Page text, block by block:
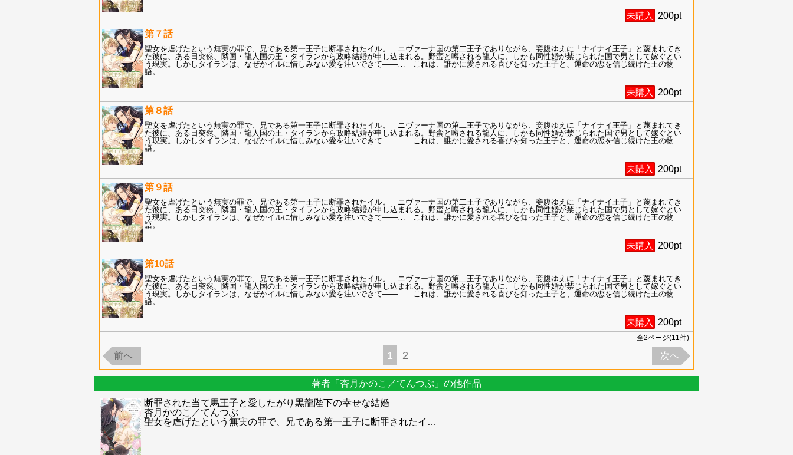
未購入 200pt
第７話
聖女を虐げたという無実の罪で、兄である第一王子に断罪されたイル。 ニヴァーナ国の第二王子でありながら、妾腹ゆえに「ナイナイ王子」と蔑まれてき
た彼に、ある日突然、隣国・龍人国の王・タイランから政略結婚が申し込まれる。野蛮と噂される龍人に、しかも同性婚が禁じられた国で男として嫁ぐとい
う現実。しかしタイランは、なぜかイルに惜しみない愛を注いできて――… これは、誰かに愛される喜びを知った王子と、運命の恋を信じ続けた王の物
語。
未購入 200pt
第８話
聖女を虐げたという無実の罪で、兄である第一王子に断罪されたイル。 ニヴァーナ国の第二王子でありながら、妾腹ゆえに「ナイナイ王子」と蔑まれてき
た彼に、ある日突然、隣国・龍人国の王・タイランから政略結婚が申し込まれる。野蛮と噂される龍人に、しかも同性婚が禁じられた国で男として嫁ぐとい
う現実。しかしタイランは、なぜかイルに惜しみない愛を注いできて――… これは、誰かに愛される喜びを知った王子と、運命の恋を信じ続けた王の物
語。
未購入 200pt
第９話
聖女を虐げたという無実の罪で、兄である第一王子に断罪されたイル。 ニヴァーナ国の第二王子でありながら、妾腹ゆえに「ナイナイ王子」と蔑まれてき
た彼に、ある日突然、隣国・龍人国の王・タイランから政略結婚が申し込まれる。野蛮と噂される龍人に、しかも同性婚が禁じられた国で男として嫁ぐとい
う現実。しかしタイランは、なぜかイルに惜しみない愛を注いできて――… これは、誰かに愛される喜びを知った王子と、運命の恋を信じ続けた王の物
語。
未購入 200pt
第10話
聖女を虐げたという無実の罪で、兄である第一王子に断罪されたイル。 ニヴァーナ国の第二王子でありながら、妾腹ゆえに「ナイナイ王子」と蔑まれてき
た彼に、ある日突然、隣国・龍人国の王・タイランから政略結婚が申し込まれる。野蛮と噂される龍人に、しかも同性婚が禁じられた国で男として嫁ぐとい
う現実。しかしタイランは、なぜかイルに惜しみない愛を注いできて――… これは、誰かに愛される喜びを知った王子と、運命の恋を信じ続けた王の物
語。
未購入 200pt
全2ページ(11件)
前へ 1 2 次へ
著者「杏月かのこ／てんつぶ」の他作品
断罪された当て馬王子と愛したがり黒龍陛下の幸せな結婚
杏月かのこ／てんつぶ
聖女を虐げたという無実の罪で、兄である第一王子に断罪されたイ …